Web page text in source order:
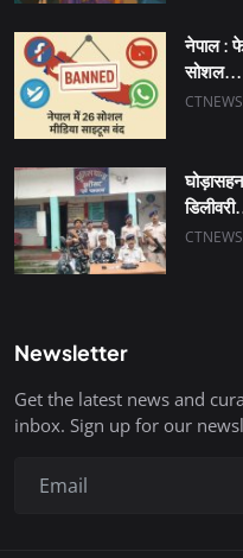
नेपाल :
सोशल...
CTNEWS
CTNEWS
Newsletter
Get the latest news and
inbox. Sign up for our